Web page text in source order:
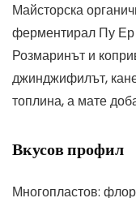
Майсторска
ферментирал Пу Ер
Розмаринът и
джинджифилът,
топлина, а мате
Вкусов профил
Многопластов: